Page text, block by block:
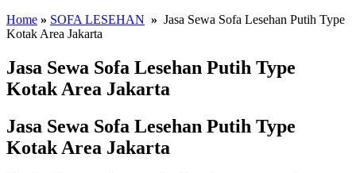
Home » SOFA LESEHAN » Jasa Sewa Sofa Lesehan Putih Type
Kotak Area Jakarta
Jasa Sewa Sofa Lesehan Putih Type
Kotak Area Jakarta
Jasa Sewa Sofa Lesehan Putih Type
Kotak Area Jakarta